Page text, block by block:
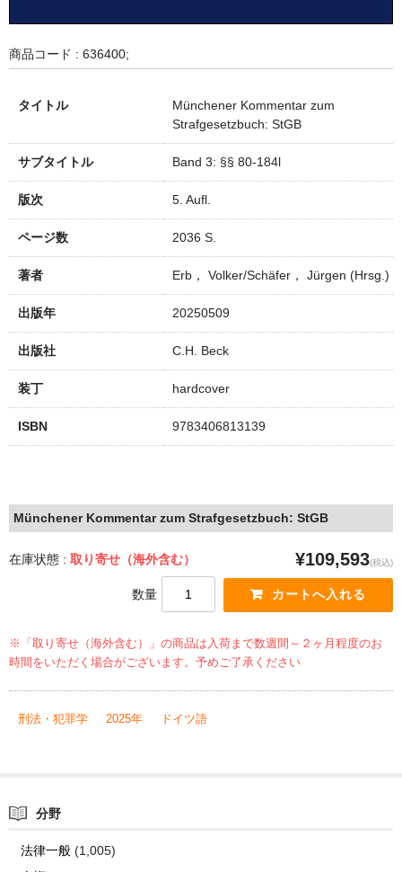
商品コード : 636400;
タイトル
Münchener Kommentar zum
Strafgesetzbuch: StGB
サブタイトル Band 3: §§ 80-184l
版次 5. Aufl.
ページ数 2036 S.
著者 Erb， Volker/Schäfer， Jürgen (Hrsg.)
出版年 20250509
出版社 C.H. Beck
装丁 hardcover
ISBN 9783406813139
Münchener Kommentar zum Strafgesetzbuch: StGB
在庫状態 : 取り寄せ（海外含む） ¥109,593(税込)
数量
※「取り寄せ（海外含む）」の商品は入荷まで数週間～２ヶ月程度のお
時間をいただく場合がございます。予めご了承ください
刑法・犯罪学 2025年 ドイツ語
分野
法律一般(1,005)